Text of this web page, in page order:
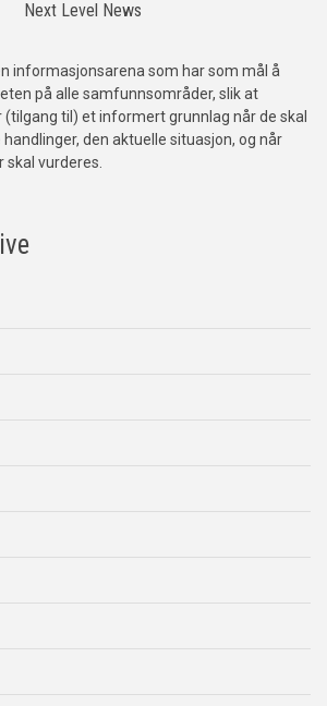
Next Level News
informasjonsarena som har som mål å
på alle samfunnsområder, slik at
til) et informert grunnlag når de skal
den aktuelle situasjon, og når
vurderes.